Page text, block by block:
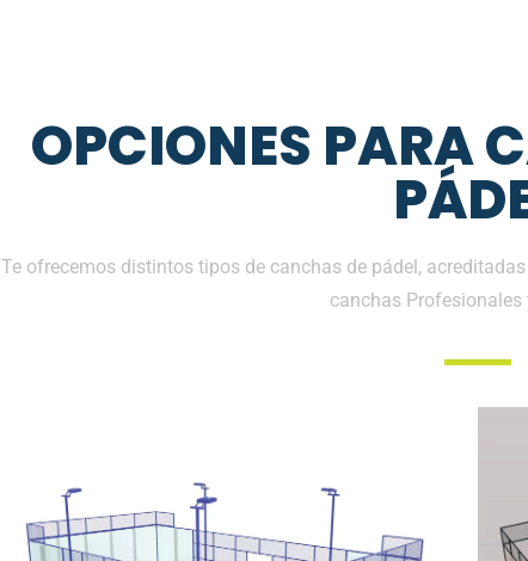
OPCIONES PARA
Te ofrecemos distintos tipos de canchas de pádel,
canchas Profesionales